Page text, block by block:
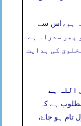
اس سے ہو،
پھر سدراہ ہے
کی ہدایت
اللہ ہے
ہے کہ
تام ہو جاۓ،